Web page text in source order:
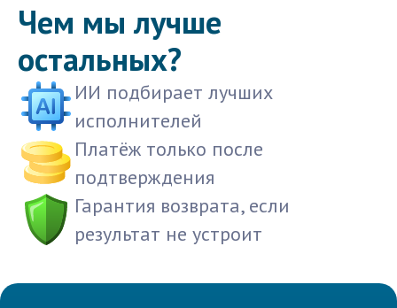
Чем мы лучше
остальных?
ИИ подбирает лучших
исполнителей
Платёж только после
подтверждения
Гарантия возврата, если
результат не устроит